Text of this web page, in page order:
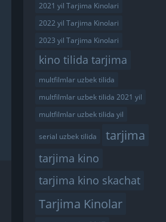
SHAKARLI BODOM 1
2021 yil Tarjima Kinolari
2022 yil Tarjima Kinolari
2023 yil Tarjima Kinolari
kino tilida tarjima
multfilmlar uzbek tilida
multfilmlar uzbek tilida 2021 yil
multfilmlar uzbek tilida yil
serial uzbek tilida tarjima
tarjima kino
tarjima kino skachat
Tarjima Kinolar